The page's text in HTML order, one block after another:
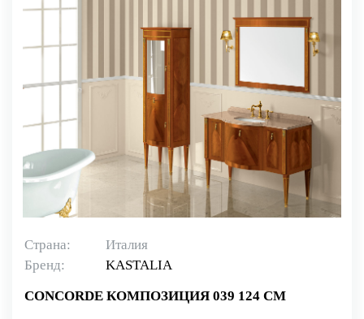
Страна:
Италия
Бренд:
KASTALIA
CONCORDE КОМПОЗИЦИЯ 039 124 СМ